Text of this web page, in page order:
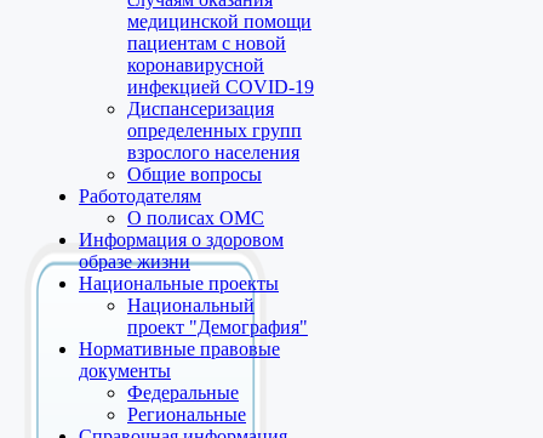
медицинской помощи
пациентам с новой
коронавирусной
инфекцией COVID-19
Диспансеризация
определенных групп
взрослого населения
Общие вопросы
Работодателям
О полисах ОМС
Информация о здоровом
образе жизни
Национальные проекты
Национальный
проект "Демография"
Нормативные правовые
документы
Федеральные
Региональные